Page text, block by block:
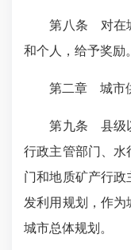
第八条 对在城
和个人，给予奖励。
第二章 城市
第九条 县级以
行政主管部门、水
门和地质矿产行
发利用规划，作为
城市总体规划。